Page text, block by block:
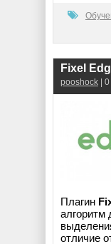
pooshock |
Плагин
алгоритм
отличие